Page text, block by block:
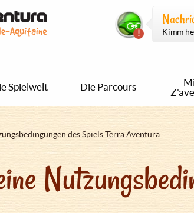
Kimm
Spielwelt Die Parcours
des Spiels Tèrra Aventura